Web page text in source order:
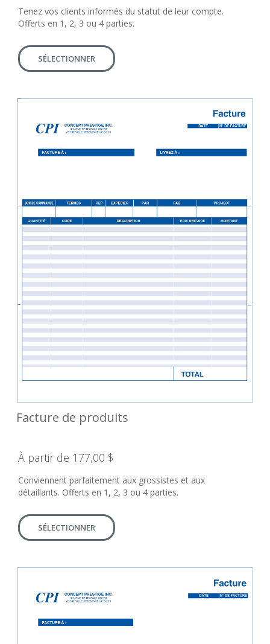
Tenez vos clients informés du statut de leur compte.
Offerts en 1, 2, 3 ou 4 parties.
SÉLECTIONNER
Facture de produits
À partir de 177,00 $
Conviennent parfaitement aux grossistes et aux
détaillants. Offerts en 1, 2, 3 ou 4 parties.
SÉLECTIONNER